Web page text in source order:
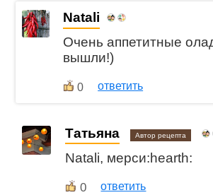
Natali
Очень аппетитные
вышли!)
0 ответить
Татьяна Автор рецепта
Natali, мерси:hearth:
0 ответить